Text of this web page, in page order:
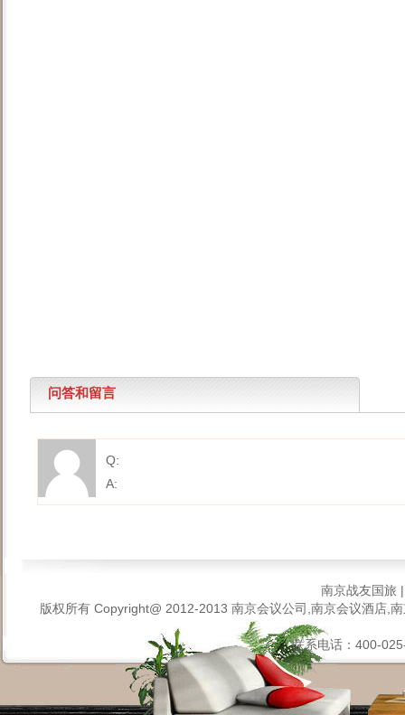
问答和留言
Q:
A:
南京战友国旅
版权所有 Copyright@ 2012-2013 南京会议公司,南京会议酒店,
联系电话：400-